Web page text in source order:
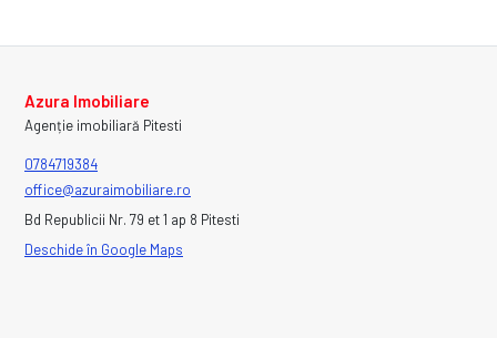
Azura Imobiliare
Agenție imobiliară Pitesti
0784719384
office@azuraimobiliare.ro
Bd Republicii Nr. 79 et 1 ap 8 Pitesti
Deschide în Google Maps